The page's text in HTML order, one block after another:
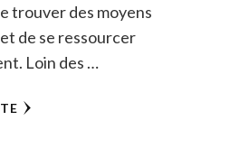
trouver des moyens
de se ressourcer
Loin des …